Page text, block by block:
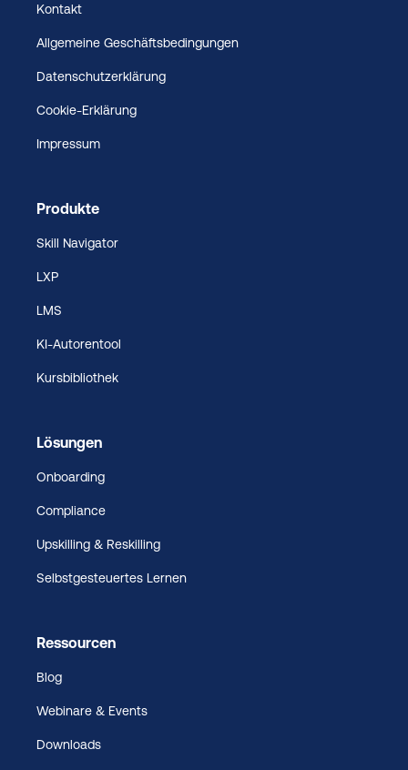
Kontakt
Allgemeine Geschäftsbedingungen
Datenschutzerklärung
Cookie-Erklärung
Impressum
Produkte
Skill Navigator
LXP
LMS
KI-Autorentool
Kursbibliothek
Lösungen
Onboarding
Compliance
Upskilling & Reskilling
Selbstgesteuertes Lernen
Ressourcen
Blog
Webinare & Events
Downloads